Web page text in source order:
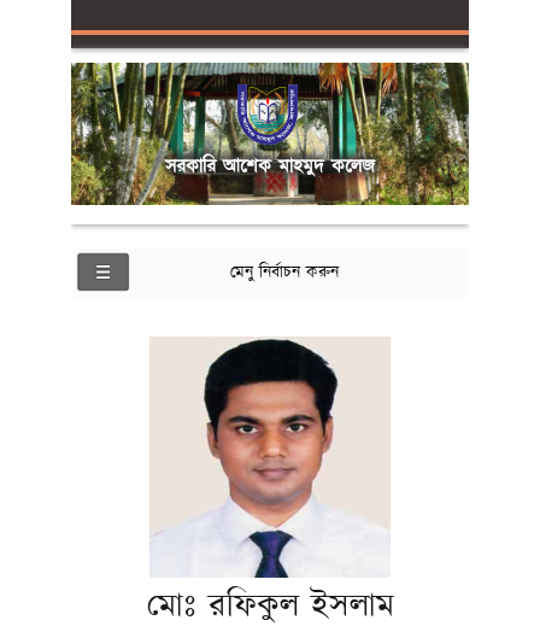
সরকারি আশেক মাহমুদ কলেজ
মেনু নির্বাচন করুন
মোঃ রফিকুল ইসলাম